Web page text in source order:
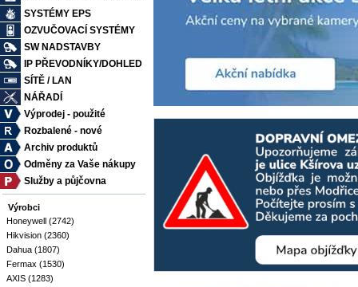
SYSTÉMY EPS
OZVUČOVACÍ SYSTÉMY
SW NADSTAVBY
IP PŘEVODNÍKY/DOHLED
SÍTĚ / LAN
NÁŘADÍ
Výprodej - použité
Rozbalené - nové
Archiv produktů
Odměny za Vaše nákupy
Služby a půjčovna
Výrobci
Honeywell (2742)
Hikvision (2360)
Dahua (1807)
Fermax (1530)
AXIS (1283)